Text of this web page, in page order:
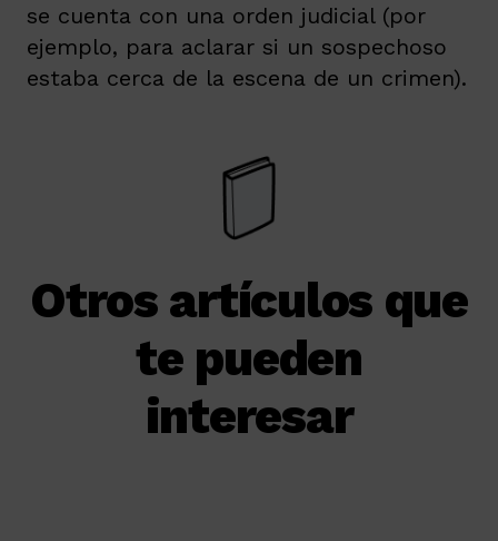
se cuenta con una orden judicial (por
ejemplo, para aclarar si un sospechoso
estaba cerca de la escena de un crimen).
Otros artículos que
te pueden
interesar